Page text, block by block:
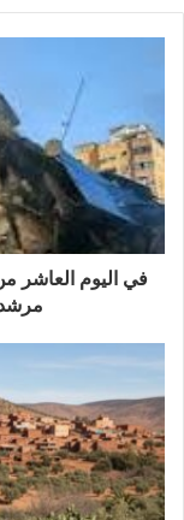
في اليوم العاشر